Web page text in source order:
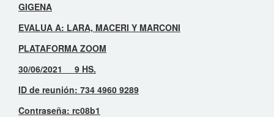
GIGENA
EVALUA A: LARA, MACERI Y MARCONI
PLATAFORMA ZOOM
30/06/2021 9 HS.
ID de reunión: 734 4960 9289
Contraseña: rc08b1